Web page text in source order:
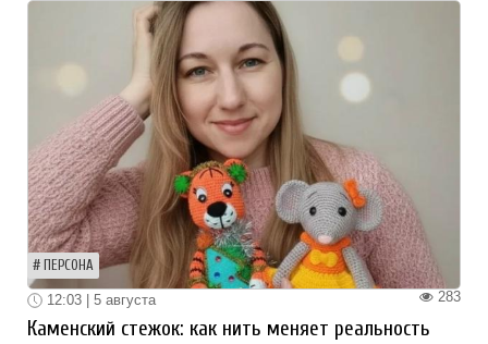
ПЕРСОНА
283
12:03 | 5 августа
Каменский стежок: как нить меняет реальность